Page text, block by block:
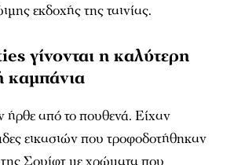
εκδοχής της ταινίας.
γίνονται η καλύτερη
καμπάνια
από το πουθενά. Είχαν
εικασιών που τροφοδοτήθηκαν